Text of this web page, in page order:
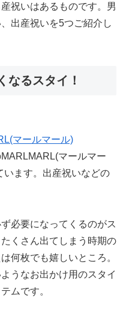
祝いはあるものです。男
出産祝いを5つご紹介し
なるスタイ！
マールマール)
マールマー
います。出産祝いなどの
必要になってくるのがス
くさん出てしまう時期の
何枚でも嬉しいところ。
うなお出かけ用のスタイ
ムです。